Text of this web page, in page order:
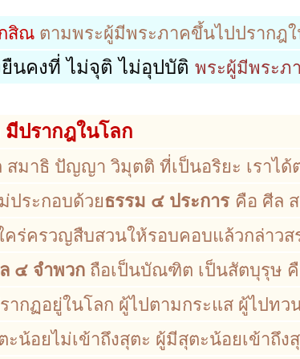
สิณ ตามพระผู้มีพระภาคขึ้นไปปรากฎ
นคงที่ ไม่จุติ ไม่อุปบัติ พระผู้มีพระภ
ปรากฎในโลก
สมาธิ ปัญญา วิมุตติ ที่เป็นอริยะ เราไ
ประกอบด้วยธรรม ๔ ประการ คือ ศีล
คร่ครวญสืบสวนให้รอบคอบแล้วกล่าว
๔ จำพวก ถือเป็นบัณฑิต เป็นสัตบุรุษ
ากฏอยู่ในโลก ผู้ไปตามกระแส ผู้ไปท
ะน้อยไม่เข้าถึงสุตะ ผู้มีสุตะน้อยเข้าถึง